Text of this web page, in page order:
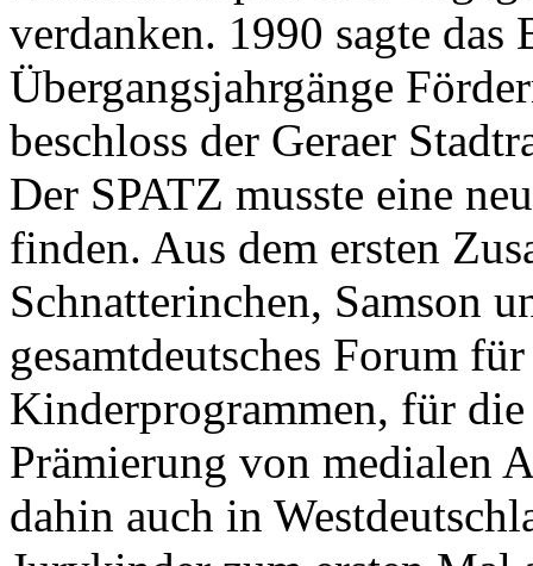
verdanken. 1990 sagte
Übergangsjahrgänge
beschloss der Geraer
Der SPATZ musste eine
finden. Aus dem ersten
Schnatterinchen, Samson
gesamtdeutsches Forum
Kinderprogrammen, für
Prämierung von medialen
dahin auch in